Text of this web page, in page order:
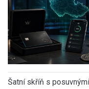
Šatní skříň s